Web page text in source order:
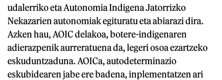
udalerriko eta Autonomia Indigena Jatorrizko
Nekazarien autonomiak egituratu eta abiarazi dira.
Azken hau, AOIC delakoa, botere-indigenaren
adierazpenik aurreratuena da, legeri osoa ezartzeko
eskuduntzaduna. AOICa, autodeterminazio
eskubidearen jabe ere badena, inplementatzen ari